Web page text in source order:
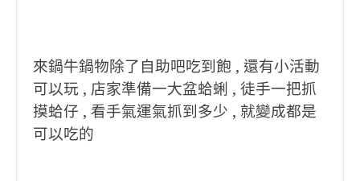
來鍋牛鍋物除了自助吧吃到飽 , 還有小活動
可以玩 , 店家準備一大盆蛤蜊 , 徒手一把抓
摸蛤仔 , 看手氣運氣抓到多少 , 就變成都是
可以吃的